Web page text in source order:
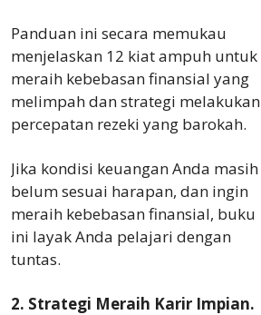
Panduan ini secara memukau
menjelaskan 12 kiat ampuh untuk
meraih kebebasan finansial yang
melimpah dan strategi melakukan
percepatan rezeki yang barokah.
Jika kondisi keuangan Anda masih
belum sesuai harapan, dan ingin
meraih kebebasan finansial, buku
ini layak Anda pelajari dengan
tuntas.
2. Strategi Meraih Karir Impian.